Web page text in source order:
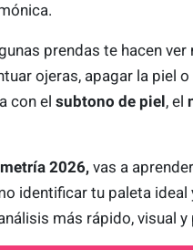
prendas te hacen
ojeras, apagar la piel
con el subtono de piel, el
2026,vas a
identificar tu paleta
más rápido, visual